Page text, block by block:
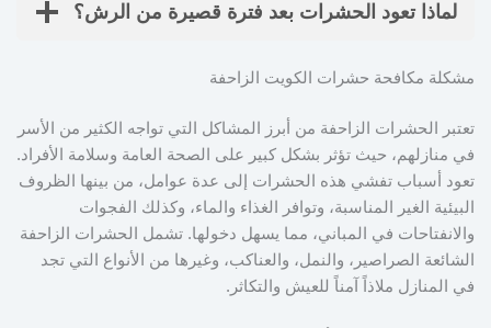
لماذا تعود الحشرات بعد فترة قصيرة من الرش؟
مشكلة مكافحة حشرات الكويت الزاحفة
تعتبر الحشرات الزاحفة من أبرز المشاكل التي تواجه الكثير من الأسر
في منازلهم، حيث تؤثر بشكل كبير على الصحة العامة وسلامة الأفراد.
تعود أسباب تفشي هذه الحشرات إلى عدة عوامل، من بينها الظروف
البيئية الغير المناسبة، وتوافر الغذاء والماء، وكذلك الفجوات
والانفتاحات في المباني، مما يسهل دخولها. تشمل الحشرات الزاحفة
الشائعة الصراصير، والنمل، والعناكب، وغيرها من الأنواع التي تجد
في المنازل ملاذاً آمناً للعيش والتكاثر.